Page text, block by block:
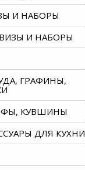
И НАБОРЫ
И НАБОРЫ
ГРАФИНЫ,
КУВШИНЫ
ДЛЯ КУХНИ